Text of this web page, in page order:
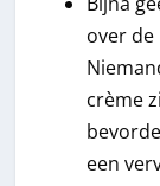
over
crème
een